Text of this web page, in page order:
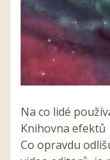
Na co lidé
Knihovna efektů
Co opravdu